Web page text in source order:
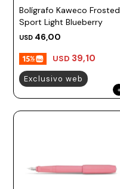
Bolígrafo Kaweco Frosted
Sport Light Blueberry
USD 46,00
USD 39,10
Exclusivo web
Prune
Mistral
Camelbak
Lamy
Kaweco